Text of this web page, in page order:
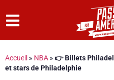
Accueil » NBA » 👉 Billets
et stars de Philadelphie